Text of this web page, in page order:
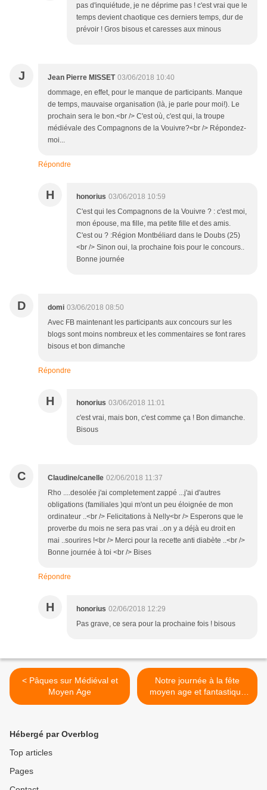
pas d'inquiétude, je ne déprime pas ! c'est vrai que le
temps devient chaotique ces derniers temps, dur de
prévoir ! Gros bisous et caresses aux minous
J Jean Pierre MISSET 03/06/2018 10:40
dommage, en effet, pour le manque de participants. Manque
de temps, mauvaise organisation (là, je parle pour moi!). Le
prochain sera le bon.<br /> C'est où, c'est qui, la troupe
médiévale des Compagnons de la Vouivre?<br /> Répondez-
moi...
Répondre
H honorius 03/06/2018 10:59
C'est qui les Compagnons de la Vouivre ? : c'est moi,
mon épouse, ma fille, ma petite fille et des amis.
C'est ou ? :Région Montbéliard dans le Doubs (25)
<br /> Sinon oui, la prochaine fois pour le concours..
Bonne journée
D domi 03/06/2018 08:50
Avec FB maintenant les participants aux concours sur les
blogs sont moins nombreux et les commentaires se font rares
bisous et bon dimanche
Répondre
H honorius 03/06/2018 11:01
c'est vrai, mais bon, c'est comme ça ! Bon dimanche.
Bisous
C Claudine/canelle 02/06/2018 11:37
Rho ....desolée j'ai completement zappé ...j'ai d'autres
obligations (familiales )qui m'ont un peu éloignée de mon
ordinateur ..<br /> Felicitations à Nelly<br /> Esperons que le
proverbe du mois ne sera pas vrai ..on y a déjà eu droit en
mai ..sourires !<br /> Merci pour la recette anti diabète ..<br />
Bonne journée à toi <br /> Bises
Répondre
H honorius 02/06/2018 12:29
Pas grave, ce sera pour la prochaine fois ! bisous
< Pâques sur Médiéval et
Moyen Age
Notre journée à la fête
moyen age et fantastique
du château médiéval de
Hébergé par Overblog
Top articles
Pages